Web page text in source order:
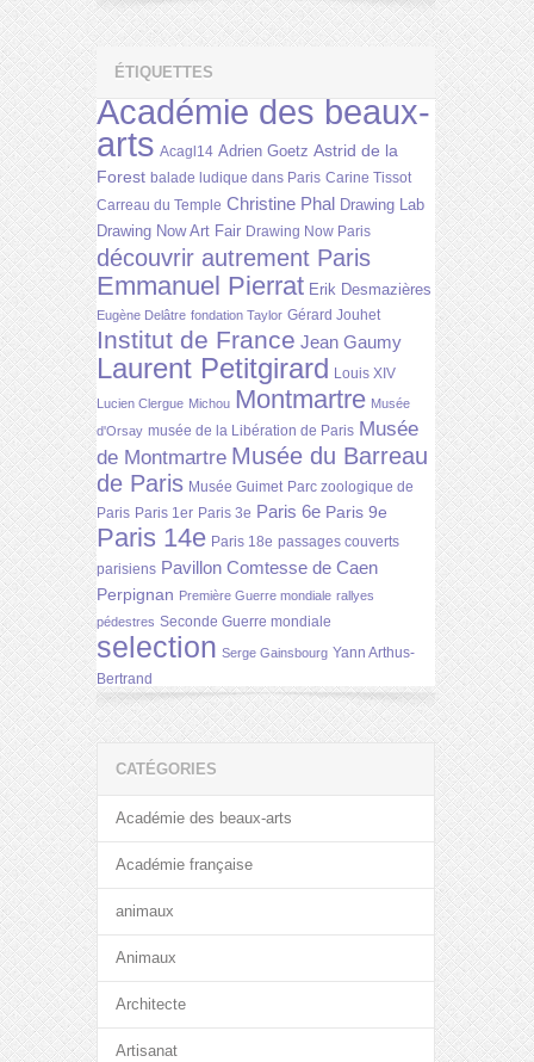
ÉTIQUETTES
Académie des beaux-
arts Acagl14 Adrien Goetz Astrid de la
Forest balade ludique dans Paris Carine Tissot
Carreau du Temple Christine Phal Drawing Lab
Drawing Now Art Fair Drawing Now Paris
découvrir autrement Paris
Emmanuel Pierrat Erik Desmazières
Eugène Delâtre fondation Taylor Gérard Jouhet
Institut de France Jean Gaumy
Laurent Petitgirard Louis XIV
Lucien Clergue Michou Montmartre Musée
d'Orsay musée de la Libération de Paris Musée
de Montmartre Musée du Barreau
de Paris Musée Guimet Parc zoologique de
Paris Paris 1er Paris 3e Paris 6e Paris 9e
Paris 14e Paris 18e passages couverts
parisiens Pavillon Comtesse de Caen
Perpignan Première Guerre mondiale rallyes
pédestres Seconde Guerre mondiale
selection Serge Gainsbourg Yann Arthus-
Bertrand
CATÉGORIES
Académie des beaux-arts
Académie française
animaux
Animaux
Architecte
Artisanat